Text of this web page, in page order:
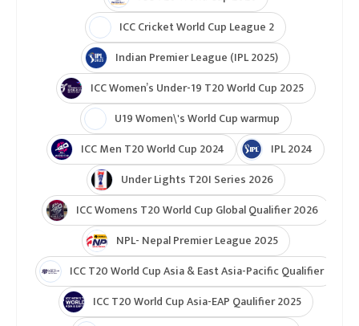
ICC Cricket World Cup League 2
Indian Premier League (IPL 2025)
ICC Women’s Under-19 T20 World Cup 2025
U19 Women\'s World Cup warmup
ICC Men T20 World Cup 2024
IPL 2024
Under Lights T20I Series 2026
ICC Womens T20 World Cup Global Qualifier 2026
NPL- Nepal Premier League 2025
ICC T20 World Cup Asia & East Asia-Pacific Qualifier
ICC T20 World Cup Asia-EAP Qaulifier 2025